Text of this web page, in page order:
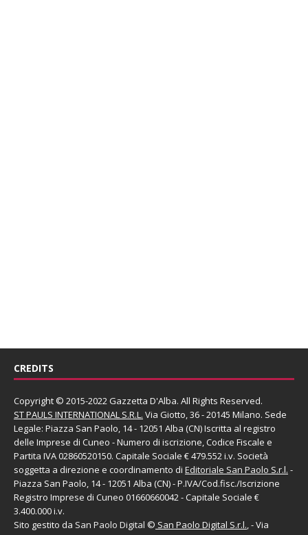
CREDITS
Copyright © 2015-2022 Gazzetta D'Alba. All Rights Reserved.
ST PAULS INTERNATIONAL S.R.L. Via Giotto, 36 - 20145 Milano. Sede
Legale: Piazza San Paolo, 14 - 12051 Alba (CN) Iscritta al registro
delle Imprese di Cuneo - Numero di iscrizione, Codice Fiscale e
Partita IVA 02860520150. Capitale Sociale € 479.552 i.v. Società
soggetta a direzione e coordinamento di Editoriale San Paolo S.r.l. -
Piazza San Paolo, 14 - 12051 Alba (CN) - P.IVA/Cod.fisc./Iscrizione
Registro Imprese di Cuneo 01660660042 - Capitale Sociale €
3.400.000 i.v.
Sito gestito da San Paolo Digital © San Paolo Digital S.r.l., - Via